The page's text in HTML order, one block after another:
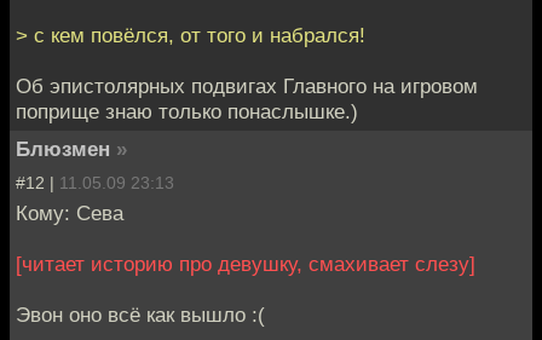
> с кем повёлся, от того и набрался!
Об эпистолярных подвигах Главного на игровом
поприще знаю только понаслышке.)
Блюзмен »
#12 | 11.05.09 23:13
Кому: Сева
[читает историю про девушку, смахивает слезу]
Эвон оно всё как вышло :(